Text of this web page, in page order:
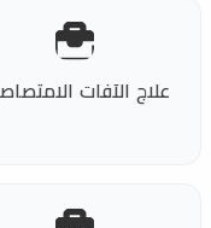
علاج الآفات